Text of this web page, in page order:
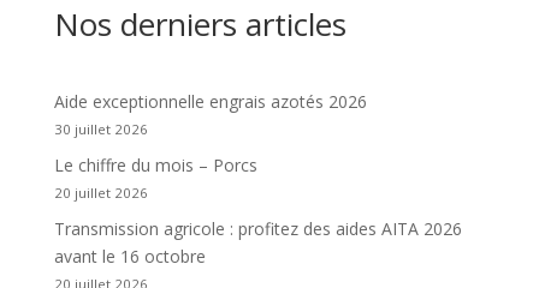
Nos derniers articles
Aide exceptionnelle engrais azotés 2026
30 juillet 2026
Le chiffre du mois – Porcs
20 juillet 2026
Transmission agricole : profitez des aides AITA 2026
avant le 16 octobre
20 juillet 2026